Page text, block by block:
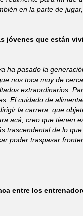
en la parte de
jóvenes que están
ha pasado la
nos toca muy de
extraordinarios.
El cuidado de
la carrera, que
acá, creo que tienen
trascendental de lo
poder traspasar
entre los